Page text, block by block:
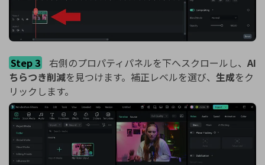
Step 3 右側のプロパティパネルを下へスクロールし、AI
ちらつき削減を見つけます。補正レベルを選び、 生成をク
リックします。